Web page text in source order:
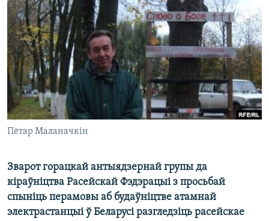
КУЛЬТУРА
КАЛЯНДАР
МОВА
НА ХВАЛЯХ СВАБОДЫ
Пётар Маланачкін
Зварот горацкай антыядзернай групы да
кіраўніцтва Расейскай Фэдэрацыі з просьбай
спыніць перамовы аб будаўніцтве атамнай
электрастанцыі ў Беларусі разгледзіць расейскае